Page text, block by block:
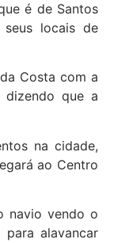
é de Santos
locais de
Costa com a
dizendo que a
na cidade,
ao Centro
navio vendo o
para alavancar